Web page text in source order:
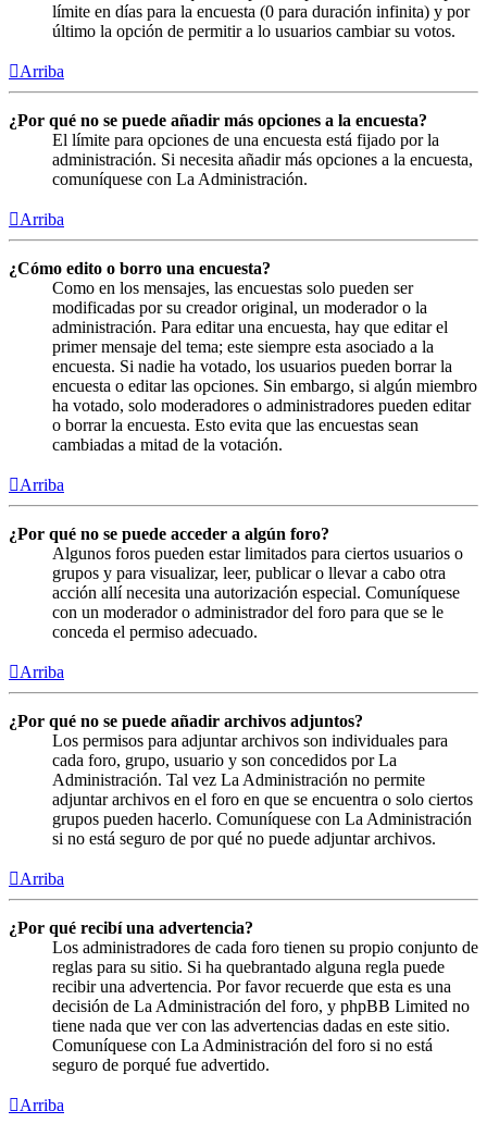
límite en días para la encuesta (0 para duración infinita) y por
último la opción de permitir a lo usuarios cambiar su votos.
Arriba
¿Por qué no se puede añadir más opciones a la encuesta?
El límite para opciones de una encuesta está fijado por la
administración. Si necesita añadir más opciones a la encuesta,
comuníquese con La Administración.
Arriba
¿Cómo edito o borro una encuesta?
Como en los mensajes, las encuestas solo pueden ser
modificadas por su creador original, un moderador o la
administración. Para editar una encuesta, hay que editar el
primer mensaje del tema; este siempre esta asociado a la
encuesta. Si nadie ha votado, los usuarios pueden borrar la
encuesta o editar las opciones. Sin embargo, si algún miembro
ha votado, solo moderadores o administradores pueden editar
o borrar la encuesta. Esto evita que las encuestas sean
cambiadas a mitad de la votación.
Arriba
¿Por qué no se puede acceder a algún foro?
Algunos foros pueden estar limitados para ciertos usuarios o
grupos y para visualizar, leer, publicar o llevar a cabo otra
acción allí necesita una autorización especial. Comuníquese
con un moderador o administrador del foro para que se le
conceda el permiso adecuado.
Arriba
¿Por qué no se puede añadir archivos adjuntos?
Los permisos para adjuntar archivos son individuales para
cada foro, grupo, usuario y son concedidos por La
Administración. Tal vez La Administración no permite
adjuntar archivos en el foro en que se encuentra o solo ciertos
grupos pueden hacerlo. Comuníquese con La Administración
si no está seguro de por qué no puede adjuntar archivos.
Arriba
¿Por qué recibí una advertencia?
Los administradores de cada foro tienen su propio conjunto de
reglas para su sitio. Si ha quebrantado alguna regla puede
recibir una advertencia. Por favor recuerde que esta es una
decisión de La Administración del foro, y phpBB Limited no
tiene nada que ver con las advertencias dadas en este sitio.
Comuníquese con La Administración del foro si no está
seguro de porqué fue advertido.
Arriba